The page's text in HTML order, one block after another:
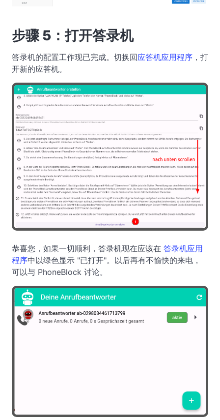
步骤 5：打开答录机
答录机的配置工作现已完成。切换回应答机应用程序 ，打
开新的应答机。
恭喜您，如果一切顺利，答录机现在应该在 答录机应用
程序中以绿色显示 "已打开"。以后再有不愉快的来电，
可以与 PhoneBlock 讨论。